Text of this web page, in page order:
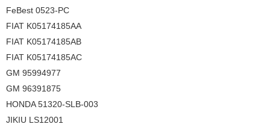
FeBest 0523-PC
FIAT K05174185AA
FIAT K05174185AB
FIAT K05174185AC
GM 95994977
GM 96391875
HONDA 51320-SLB-003
JIKIU LS12001